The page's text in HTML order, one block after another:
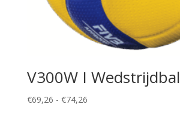
V300W I Wedstrijdbal
€69,26 - €74,26Prijsklasse: